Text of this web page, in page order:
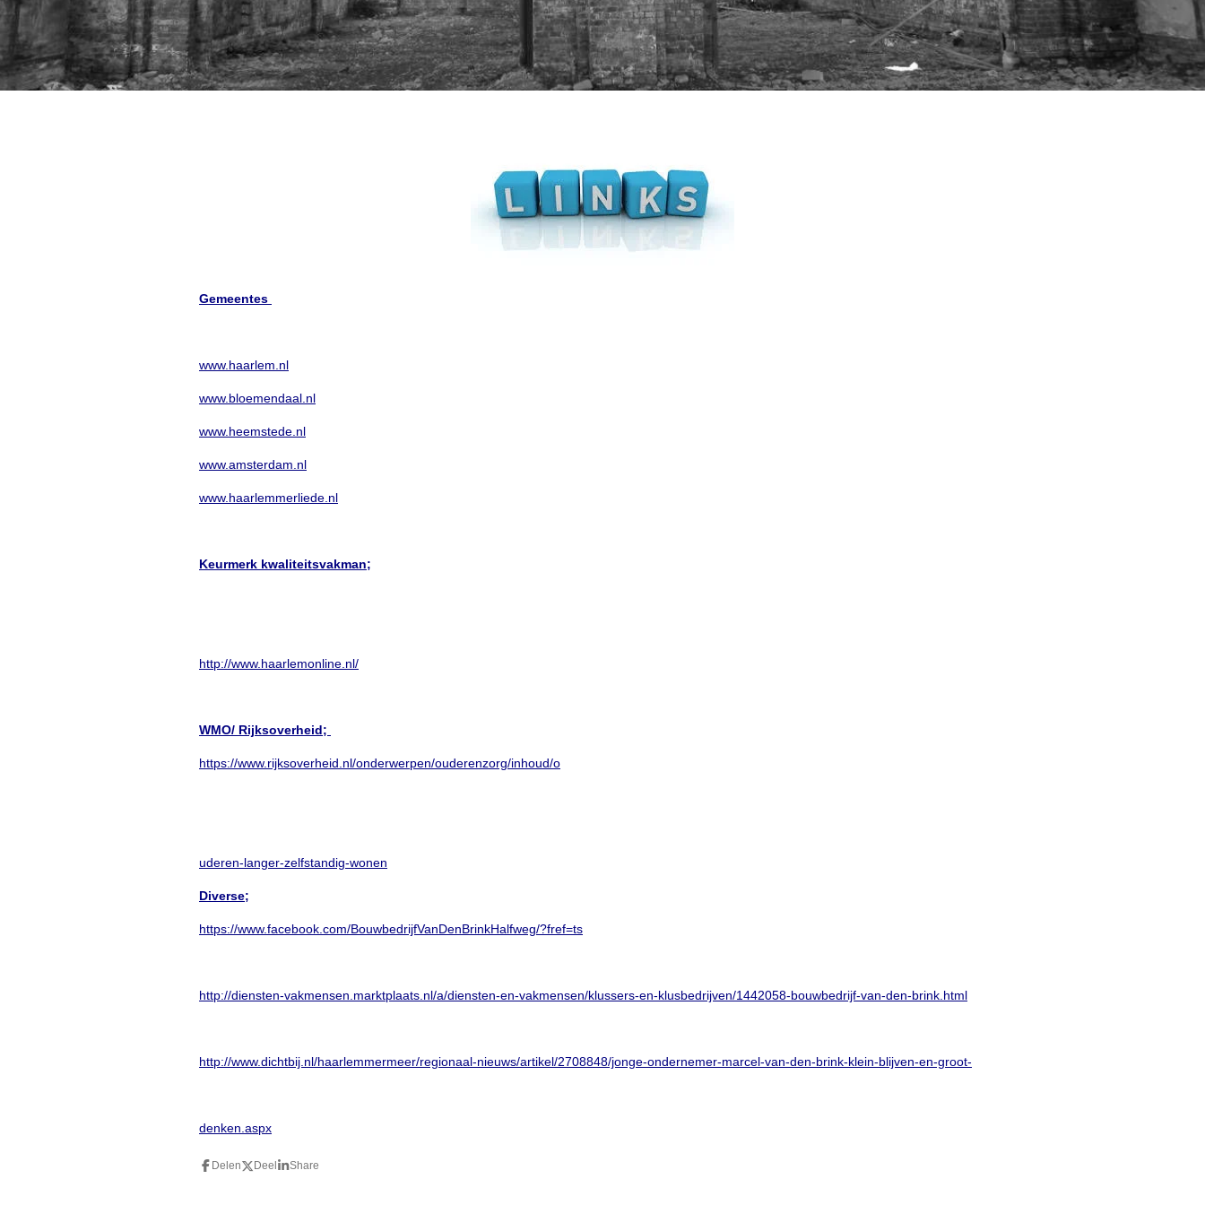
Gemeentes
www.haarlem.nl
www.bloemendaal.nl
www.heemstede.nl
www.amsterdam.nl
www.haarlemmerliede.nl
Keurmerk kwaliteitsvakman;
http://www.haarlemonline.nl/
WMO/ Rijksoverheid;
https://www.rijksoverheid.nl/onderwerpen/ouderenzorg/inhoud/o
uderen-langer-zelfstandig-wonen
Diverse;
https://www.facebook.com/BouwbedrijfVanDenBrinkHalfweg/?fref=ts
http://diensten-vakmensen.marktplaats.nl/a/diensten-en-vakmensen/klussers-en-klusbedrijven/1442058-bouwbedrijf-van-den-brink.html
http://www.dichtbij.nl/haarlemmermeer/regionaal-nieuws/artikel/2708848/jonge-ondernemer-marcel-van-den-brink-klein-blijven-en-groot-
denken.aspx
Delen Deel Share